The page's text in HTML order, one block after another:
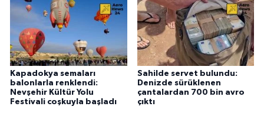
Kapadokya semaları
balonlarla renklendi:
Nevşehir Kültür Yolu
Festivali coşkuyla başladı
Sahilde servet bulundu:
Denizde sürüklenen
çantalardan 700 bin avro
çıktı